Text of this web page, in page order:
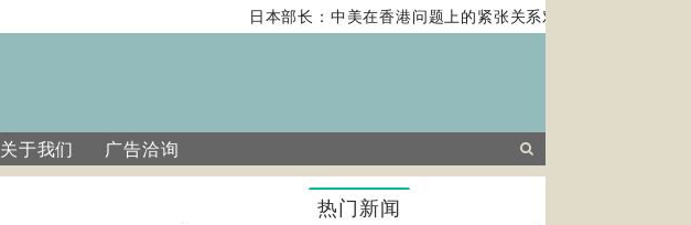
日本部长：中美在香港问题上的紧张关系对全球经济构成风险
关于我们 广告洽询
热门新闻